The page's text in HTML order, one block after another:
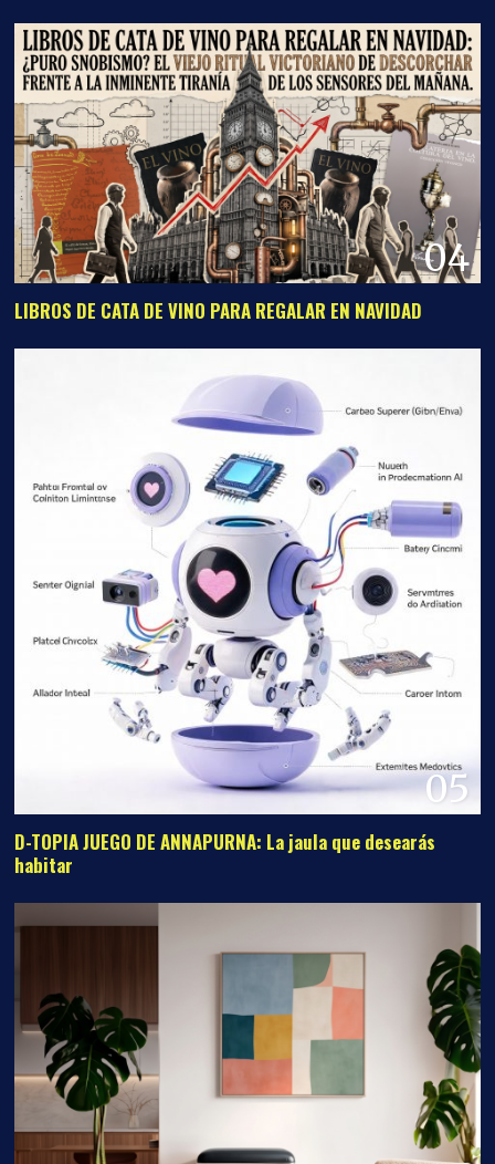
04
LIBROS DE CATA DE VINO PARA REGALAR EN NAVIDAD
05
D-TOPIA JUEGO DE ANNAPURNA: La jaula que desearás
habitar